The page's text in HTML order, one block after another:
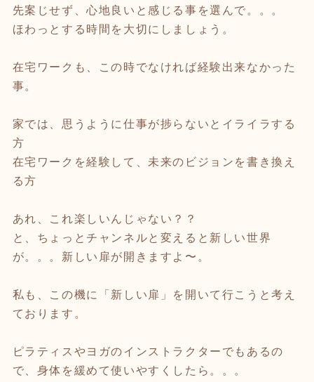
先案じせず、心地良いと感じる事を選んで。。。
ほわっとする時間を大切にしましょう。
在宅ワークも、この時でなければ経験出来なかった
事。
家では、思うように仕事が捗らないとイライラする
方
在宅ワークを経験して、未来のビジョンを書き換え
る方
あれ、これ楽しいんじゃない？？
と、ちょっとチャンネルと変えると新しい世界
が。。。新しい扉が開きますよ〜。
私も、この機に「新しい扉」を開いて行こうと考え
ております。
ピラティスやヨガのインストラクターでもあるの
で、身体を緩めて使いやすくしたら。。。